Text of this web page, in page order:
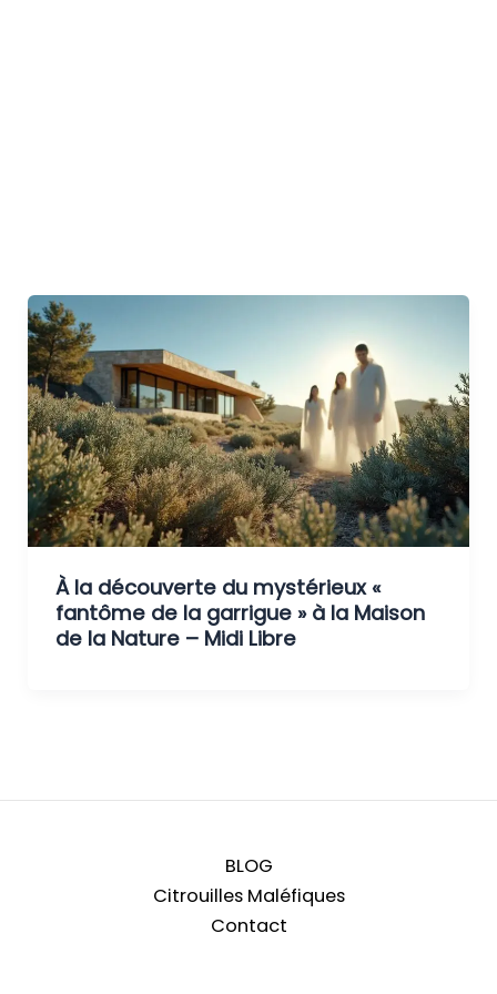
À la découverte du mystérieux «
fantôme de la garrigue » à la Maison
de la Nature – Midi Libre
BLOG
Citrouilles Maléfiques
Contact